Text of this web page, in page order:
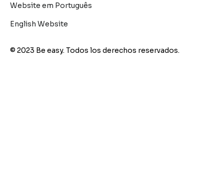
© 2023 Be easy. Todos los derechos reservados.
Website em Português
English Website